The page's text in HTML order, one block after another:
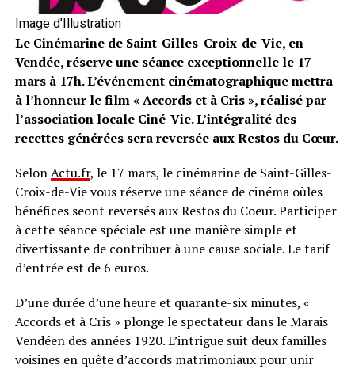
Image d’Illustration
Le Cinémarine de Saint-Gilles-Croix-de-Vie, en
Vendée, réserve une séance exceptionnelle le 17
mars à 17h. L’événement cinématographique mettra
à l’honneur le film « Accords et à Cris », réalisé par
l’association locale Ciné-Vie. L’intégralité des
recettes générées sera reversée aux Restos du Cœur.
SelonActu.fr, le 17 mars, le cinémarine de Saint-Gilles-
Croix-de-Vie vous réserve une séance de cinéma oùles
bénéfices seont reversés aux Restos du Coeur. Participer
à cette séance spéciale est une manière simple et
divertissante de contribuer à une cause sociale. Le tarif
d’entrée est de 6 euros.
D’une durée d’une heure et quarante-six minutes, «
Accords et à Cris » plonge le spectateur dans le Marais
Vendéen des années 1920. L’intrigue suit deux familles
voisines en quête d’accords matrimoniaux pour unir